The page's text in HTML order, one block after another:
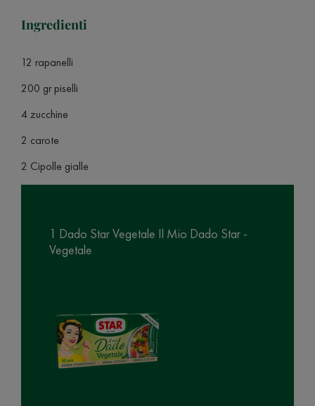
Ingredienti
12 rapanelli
200 gr piselli
4 zucchine
2 carote
2 Cipolle gialle
1 Dado Star Vegetale Il Mio Dado Star -
Vegetale